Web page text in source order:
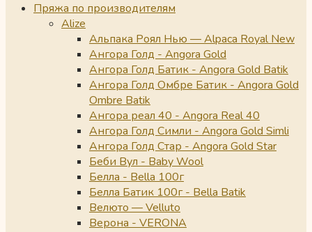
Пряжа по производителям
Alize
Альпака Роял Нью — Alpaca Royal New
Ангора Голд - Angora Gold
Ангора Голд Батик - Angora Gold Batik
Ангора Голд Омбре Батик - Angora Gold
Ombre Batik
Ангора реал 40 - Angora Real 40
Ангора Голд Симли - Angora Gold Simli
Ангора Голд Стар - Angora Gold Star
Беби Вул - Baby Wool
Белла - Bella 100г
Белла Батик 100г - Bella Batik
Велюто — Velluto
Верона - VERONA